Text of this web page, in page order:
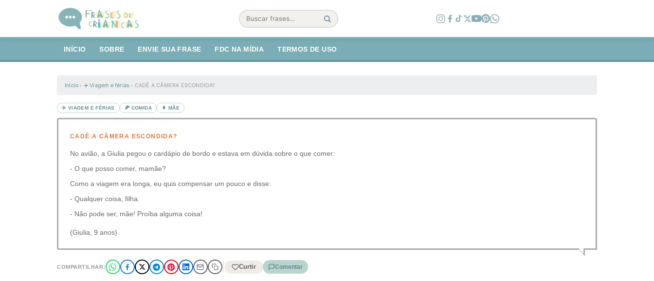
Buscar
INÍCIO SOBRE ENVIE SUA FRASE FDC NA MÍDIA TERMOS DE USO
Início › ✈️ Viagem e férias › CADÊ A CÂMERA ESCONDIDA?
✈️ VIAGEM E FÉRIAS 🍕 COMIDA 👩 MÃE
CADÊ A CÂMERA ESCONDIDA?
No avião, a Giulia pegou o cardápio de bordo e estava em dúvida sobre o que comer:
- O que posso comer, mamãe?
Como a viagem era longa, eu quis compensar um pouco e disse:
- Qualquer coisa, filha.
- Não pode ser, mãe! Proíba alguma coisa!
(Giulia, 9 anos)
COMPARTILHAR: Curtir Comentar